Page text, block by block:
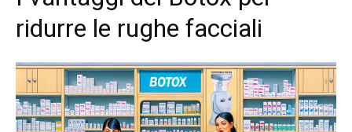
ridurre le rughe facciali